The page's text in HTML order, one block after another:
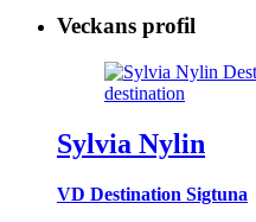
Veckans profil
Sylvia Nylin
VD Destination Sigtuna